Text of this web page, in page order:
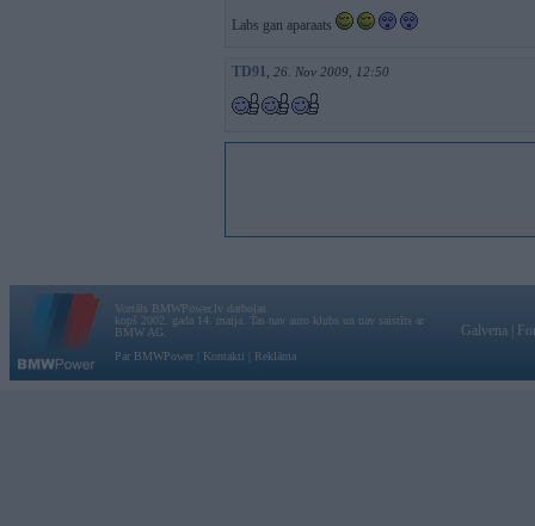
Labs gan aparaats
TD91, 26. Nov 2009, 12:50
Vortāls BMWPower.lv darbojas
kopš 2002. gada 14. maija. Tas nav auto klubs un nav saistīts ar
BMW AG.
Par BMWPower
Kontakti Reklāma
Galvena